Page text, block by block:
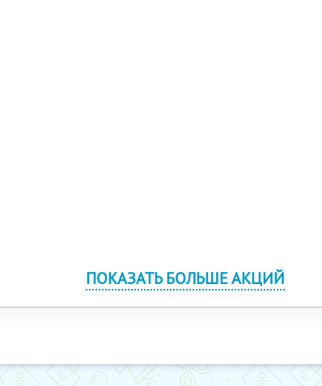
ПОКАЗАТЬ БОЛЬШЕ АКЦИЙ